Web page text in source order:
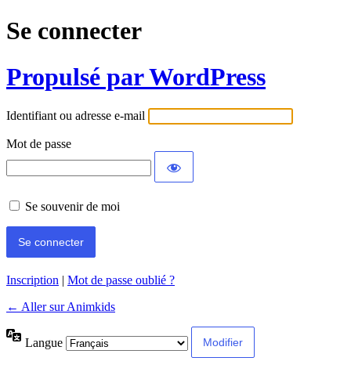
Se connecter
Propulsé par WordPress
Identifiant ou adresse e-mail
Mot de passe
Se souvenir de moi
Inscription | Mot de passe oublié ?
← Aller sur Animkids
Langue